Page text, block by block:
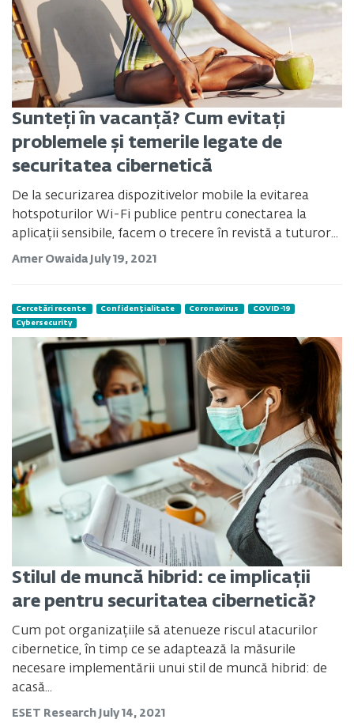
Sunteți în vacanță? Cum evitați
problemele și temerile legate de
securitatea cibernetică
De la securizarea dispozitivelor mobile la evitarea
hotspoturilor Wi-Fi publice pentru conectarea la
aplicații sensibile, facem o trecere în revistă a tuturor...
Amer Owaida July 19, 2021
Cercetări recente Confidențialitate Coronavirus
COVID-19
Cybersecurity
Stilul de muncă hibrid: ce implicații
are pentru securitatea cibernetică?
Cum pot organizațiile să atenueze riscul atacurilor
cibernetice, în timp ce se adaptează la măsurile
necesare implementării unui stil de muncă hibrid: de
acasă...
ESET Research July 14, 2021